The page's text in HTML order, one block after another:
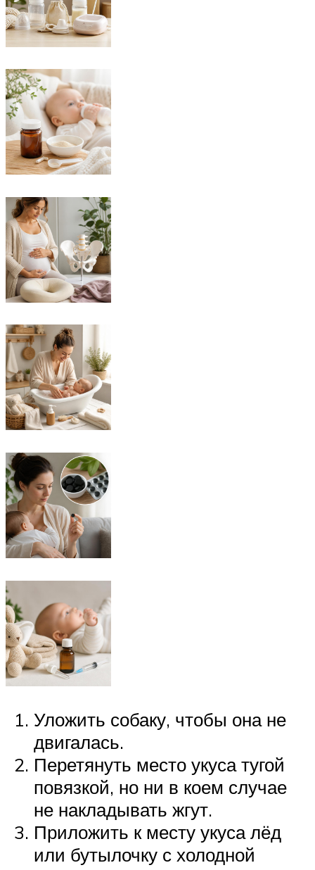
Уложить собаку, чтобы она не
двигалась.
Перетянуть место укуса тугой
повязкой, но ни в коем случае
не накладывать жгут.
Приложить к месту укуса лёд
или бутылочку с холодной